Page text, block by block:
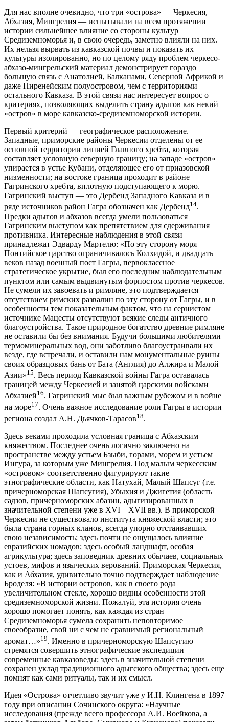
Для нас вполне очевидно, что три «острова» — Черкесия,
Абхазия, Мингрелия — испытывали на всем протяжении
истории сильнейшее влияние со стороны культур
Средиземноморья и, в свою очередь, заметно влияли на них.
Их нельзя вырвать из кавказской почвы и показать их
культуры изолированно, но по целому ряду проблем черкесо-
абхазо-мингрельский материал демонстрирует гораздо
большую связь с Анатолией, Балканами, Северной Африкой и
даже Пиренейским полуостровом, чем с территориями
остального Кавказа. В этой связи нас интересует вопрос о
критериях, позволяющих выделить страну адыгов как некий
«остров» в море кавказско-средиземноморской истории.
Первый критерий — географическое расположение.
Западные, приморские районы Черкесии отделены от ее
основной территории линией Главного хребта, которая
составляет условную северную границу; на западе «остров»
упирается в устье Кубани, отделяющее его от приазовской
низменности; на востоке граница проходит в районе
Гагринского хребта, вплотную подступающего к морю.
Гагринский выступ — это Дербенд Западного Кавказа и в
ряде источников район Гагра обозначен как Дербенд14.
Предки адыгов и абхазов всегда умели пользоваться
Гагринским выступом как препятствием для сдерживания
противника. Интересные наблюдения в этой связи
принадлежат Эдварду Мартелю: «По эту сторону моря
Понтийское царство ограничивалось Колхидой, и двадцать
веков назад военный пост Гагры, первоклассное
стратегическое укрытие, был его последним наблюдательным
пунктом или самым выдвинутым форпостом против черкесов.
Не сумели их завоевать и римляне, это подтверждается
отсутствием римских развалин по эту сторону от Гагры, и в
особенности тем показательным фактом, что на сернистом
источнике Мацесты отсутствуют всякие следы античного
благоустройства. Такое природное богатство древние римляне
не оставили бы без внимания. Будучи большими любителями
термоминеральных вод, они заботливо благоустраивали их
везде, где встречали, и оставили нам монументальные руины
своих образцовых бань от Бата (Англия) до Алжира и Малой
Азии»15. Весь период Кавказской войны Гагра оставалась
границей между Черкесией и занятой царскими войсками
Абхазией16. Гагринский мыс был важным рубежом и в войне
на море17. Очень важное исследование роли Гагры в истории
региона создал А.Н. Дьячков-Тарасов18.
Здесь веками проходила условная граница с Абхазским
княжеством. Последнее очень логично заключено на
пространстве между устьем Бзыби, горами, морем и устьем
Ингура, за которым уже Мингрелия. Под малым черкесским
«островом» соответственно фигурируют такие
этнографические области, как Натухай, Малый Шапсуг (т.е.
причерноморская Шапсугия), Убыхия и Джигетия (область
садзов, причерноморских абазин, адыгизированных в
значительной степени уже в XVI—XVII вв.). В приморской
Черкесии не существовало института княжеской власти; это
была страна горных кланов, всегда упорно отстаивавших
свою независимость; здесь почти не ощущалось влияние
евразийских номадов; здесь особый ландшафт, особая
агрикультура; здесь заповедник древних обычаев, социальных
устоев, мифов и языческих верований. Приморская Черкесия,
как и Абхазия, удивительно точно подтверждает наблюдение
Броделя: «В истории островов, как в своего рода
увеличительном стекле, хорошо видны особенности этой
средиземноморской жизни. Пожалуй, эта история очень
хорошо помогает понять, как каждая из стран
Средиземноморья сумела сохранить неповторимое
своеобразие, свой ни с чем не сравнимый региональный
аромат…»19. Именно в причерноморскую Шапсугию
стремятся совершить этнографические экспедиции
современные кавказоведы: здесь в значительной степени
сохранен уклад традиционного адыгского общества; здесь еще
помнят как сами ритуалы, так и их смысл.
Идея «Острова» отчетливо звучит уже у И.Н. Клингена в 1897
году при описании Сочинского округа: «Научные
исследования (прежде всего профессора А.И. Воейкова, а